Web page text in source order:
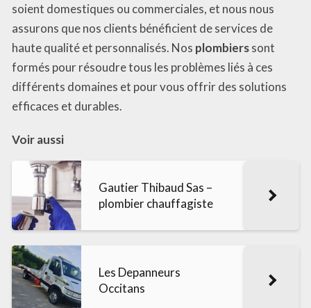
soient domestiques ou commerciales, et nous nous
assurons que nos clients bénéficient de services de
haute qualité et personnalisés. Nos plombierssont
formés pour résoudre tous les problèmes liés à ces
différents domaines et pour vous offrir des solutions
efficaces et durables.
Voir aussi
Gautier Thibaud Sas –
plombier chauffagiste
Les Depanneurs
Occitans